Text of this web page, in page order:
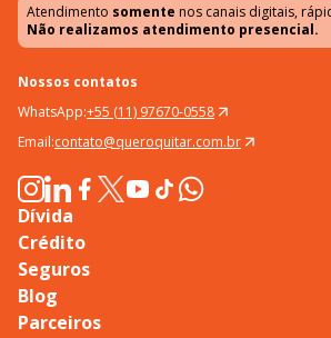
Atendimento somente nos canais digitais,
Não realizamos atendimento presencial.
Nossos contatos
WhatsApp:+55 (11) 97670-0558
Email:contato@queroquitar.com.br
Dívida
Crédito
Seguros
Blog
Parceiros